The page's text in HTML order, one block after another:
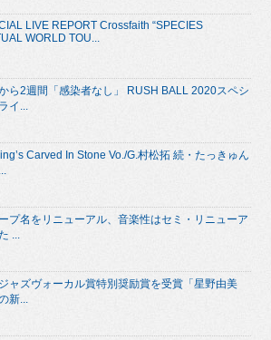
LIVE REPORT Crossfaith “SPECIES
WORLD TOU...
ら2週間「感染者なし」 RUSH BALL 2020スペシ
イ...
Carved In Stone Vo./G.村松拓 続・たっきゅん
プ名をリニューアル、音楽性はセミ・リニューア
...
ャズヴォーカル賞特別奨励賞を受賞「星野由美
新...